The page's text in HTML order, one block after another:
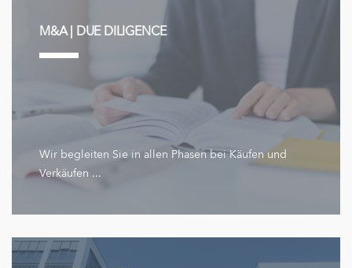
M&A | DUE DILIGENCE
Wir begleiten Sie in allen Phasen bei Käufen und
Verkäufen ...